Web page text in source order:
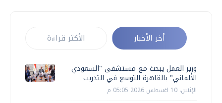
أخر الأخبار الأكثر قراءة
وزير العمل يبحث مع مستشفى "السعودي
الألماني" بالقاهرة التوسع في التدريب
الإثنين، 10 اغسطس 2026 05:05 م